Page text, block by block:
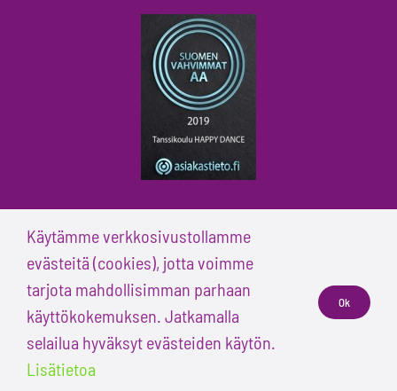
© Tanssikoulu Happy Dance
InstagramYouTube
Käytämme verkkosivustollamme
evästeitä (cookies), jotta voimme
tarjota mahdollisimman parhaan
käyttökokemuksen. Jatkamalla
selailua hyväksyt evästeiden käytön.
Lisätietoa
Ok